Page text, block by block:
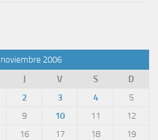
noviembre 2006
J V S
D
2 3 4
5
9 10 11
12
16 17 18
19